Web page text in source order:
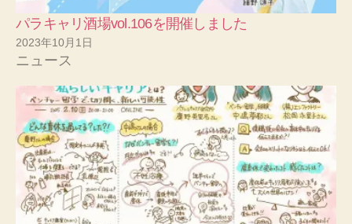
パラキャリ酒場vol.106を開催しました
2023年10月1日
ニュース